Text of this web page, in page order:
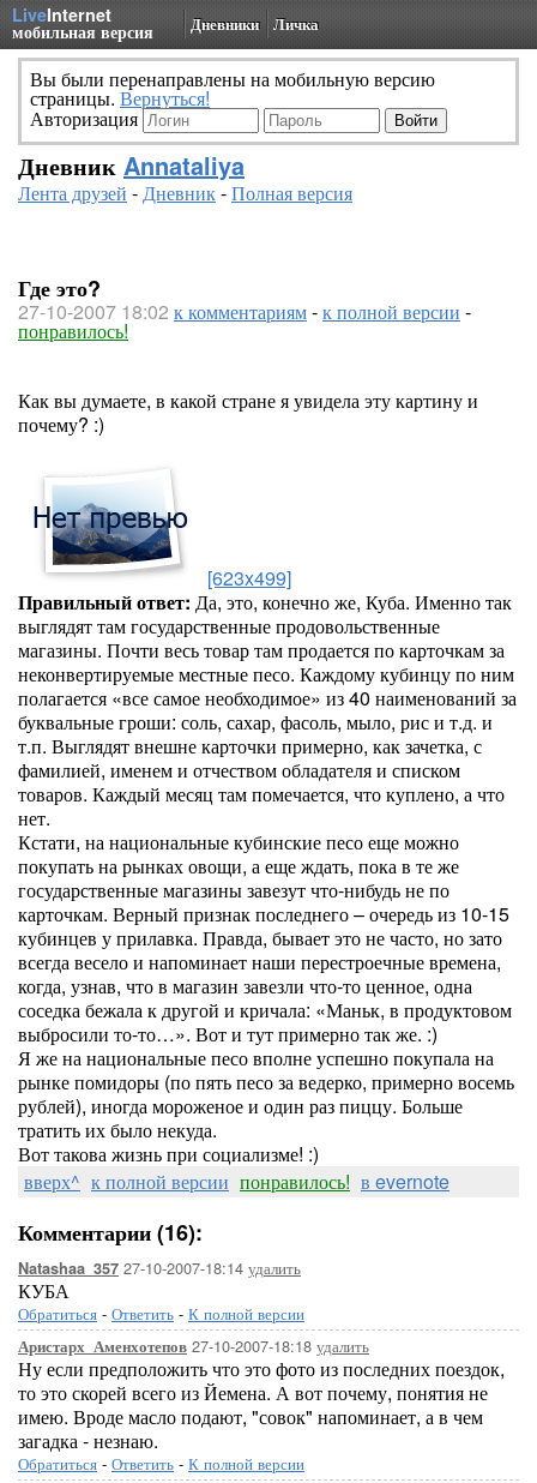
LiveInternet
мобильная версия Дневники Личка
Вы были перенаправлены на мобильную версию
страницы. Вернуться!
Авторизация
Дневник Annataliya
Лента друзей -Дневник-Полная версия
Где это?
27-10-2007 18:02 к комментариям-к полной версии -
понравилось!
Как вы думаете, в какой стране я увидела эту картину и
почему? :)
[623x499]
Правильный ответ: Да, это, конечно же, Куба. Именно так
выглядят там государственные продовольственные
магазины. Почти весь товар там продается по карточкам за
неконвертируемые местные песо. Каждому кубинцу по ним
полагается «все самое необходимое» из 40 наименований за
буквальные гроши: соль, сахар, фасоль, мыло, рис и т.д. и
т.п. Выглядят внешне карточки примерно, как зачетка, с
фамилией, именем и отчеством обладателя и списком
товаров. Каждый месяц там помечается, что куплено, а что
нет.
Кстати, на национальные кубинские песо еще можно
покупать на рынках овощи, а еще ждать, пока в те же
государственные магазины завезут что-нибудь не по
карточкам. Верный признак последнего – очередь из 10-15
кубинцев у прилавка. Правда, бывает это не часто, но зато
всегда весело и напоминает наши перестроечные времена,
когда, узнав, что в магазин завезли что-то ценное, одна
соседка бежала к другой и кричала: «Маньк, в продуктовом
выбросили то-то…». Вот и тут примерно так же. :)
Я же на национальные песо вполне успешно покупала на
рынке помидоры (по пять песо за ведерко, примерно восемь
рублей), иногда мороженое и один раз пиццу. Больше
тратить их было некуда.
Вот такова жизнь при социализме! :)
вверх^ к полной версии понравилось! в evernote
Комментарии (16):
Natashaa_357 27-10-2007-18:14 удалить
КУБА
Обратиться - Ответить - К полной версии
Аристарх_Аменхотепов 27-10-2007-18:18 удалить
Ну если предположить что это фото из последних поездок,
то это скорей всего из Йемена. А вот почему, понятия не
имею. Вроде масло подают, "совок" напоминает, а в чем
загадка - незнаю.
Обратиться - Ответить - К полной версии